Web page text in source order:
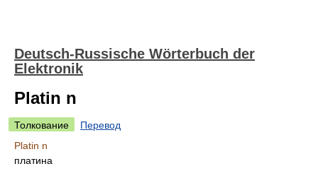
Deutsch-Russische Wörterbuch der
Elektronik
Platin n
Толкование
Перевод
Platin n
платина